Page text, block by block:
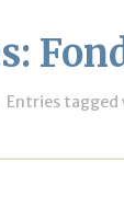
here:
Entries tagged